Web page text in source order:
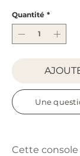
Quantité *
Une
Cette